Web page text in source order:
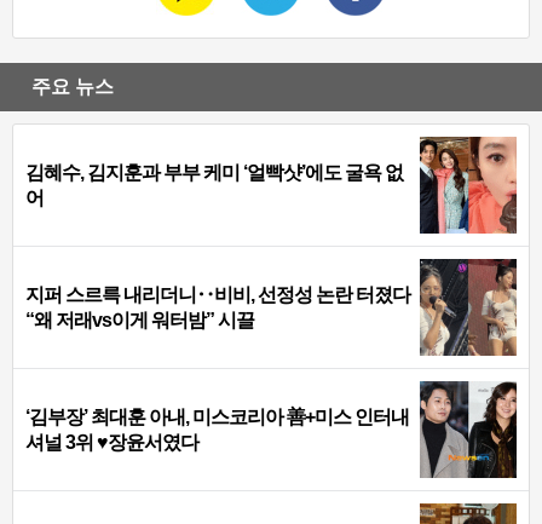
주요 뉴스
김혜수, 김지훈과 부부 케미 ‘얼빡샷’에도 굴욕 없
어
지퍼 스르륵 내리더니‥비비, 선정성 논란 터졌다
“왜 저래vs이게 워터밤” 시끌
‘김부장’ 최대훈 아내, 미스코리아 善+미스 인터내
셔널 3위 ♥장윤서였다